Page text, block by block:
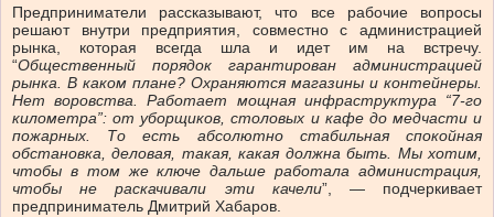
Предприниматели рассказывают, что все рабочие вопросы
решают внутри предприятия, совместно с администрацией
рынка, которая всегда шла и идет им на встречу.
“Общественный порядок гарантирован администрацией
рынка. В каком плане? Охраняются магазины и контейнеры.
Нет воровства. Работает мощная инфраструктура “7-го
километра”: от уборщиков, столовых и кафе до медчасти и
пожарных. То есть абсолютно стабильная спокойная
обстановка, деловая, такая, какая должна быть. Мы хотим,
чтобы в том же ключе дальше работала администрация,
чтобы не раскачивали эти качели”, — подчеркивает
предприниматель Дмитрий Хабаров.